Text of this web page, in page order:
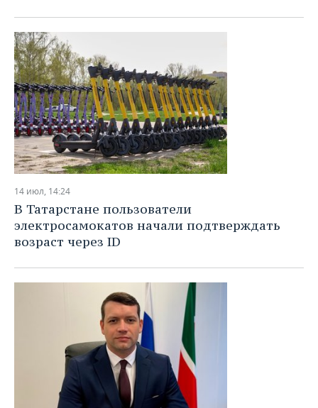
14 июл, 14:24
В Татарстане пользователи
электросамокатов начали подтверждать
возраст через ID